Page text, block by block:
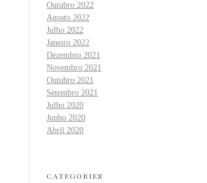
Outubro 2022
Agosto 2022
Julho 2022
Janeiro 2022
Dezembro 2021
Novembro 2021
Outubro 2021
Setembro 2021
Julho 2020
Junho 2020
Abril 2020
CATEGORIES